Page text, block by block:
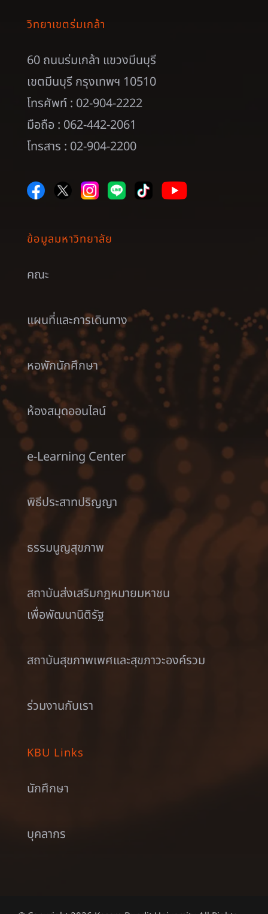
วิทยาเขตร่มเกล้า
60 ถนนร่มเกล้า แขวงมีนบุรี
เขตมีนบุรี กรุงเทพฯ 10510
โทรศัพท์ : 02-904-2222
มือถือ : 062-442-2061
โทรสาร : 02-904-2200
ข้อมูลมหาวิทยาลัย
คณะ
แผนที่และการเดินทาง
หอพักนักศึกษา
ห้องสมุดออนไลน์
e-Learning Center
พิธีประสาทปริญญา
ธรรมนูญสุขภาพ
สถาบันส่งเสริมกฎหมายมหาชน
เพื่อพัฒนานิติรัฐ
สถาบันสุขภาพเพศและสุขภาวะองค์รวม
ร่วมงานกับเรา
KBU Links
นักศึกษา
บุคลากร